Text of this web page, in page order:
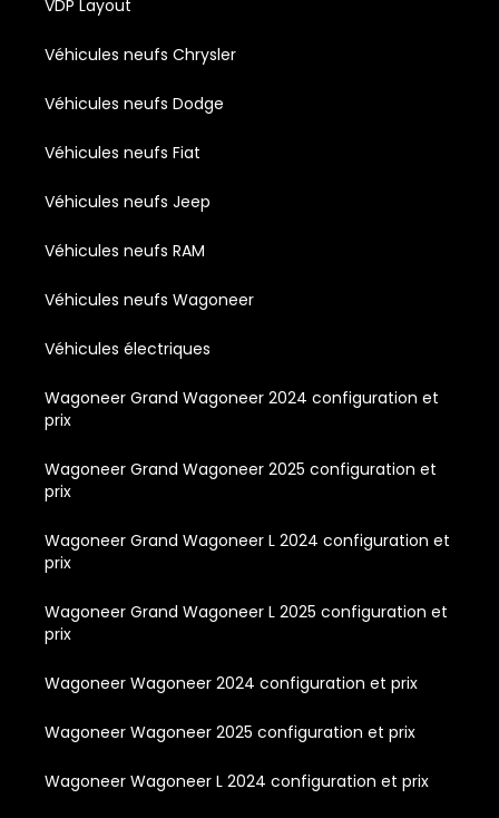
VDP Layout
Véhicules neufs Chrysler
Véhicules neufs Dodge
Véhicules neufs Fiat
Véhicules neufs Jeep
Véhicules neufs RAM
Véhicules neufs Wagoneer
Véhicules électriques
Wagoneer Grand Wagoneer 2024 configuration et
prix
Wagoneer Grand Wagoneer 2025 configuration et
prix
Wagoneer Grand Wagoneer L 2024 configuration et
prix
Wagoneer Grand Wagoneer L 2025 configuration et
prix
Wagoneer Wagoneer 2024 configuration et prix
Wagoneer Wagoneer 2025 configuration et prix
Wagoneer Wagoneer L 2024 configuration et prix